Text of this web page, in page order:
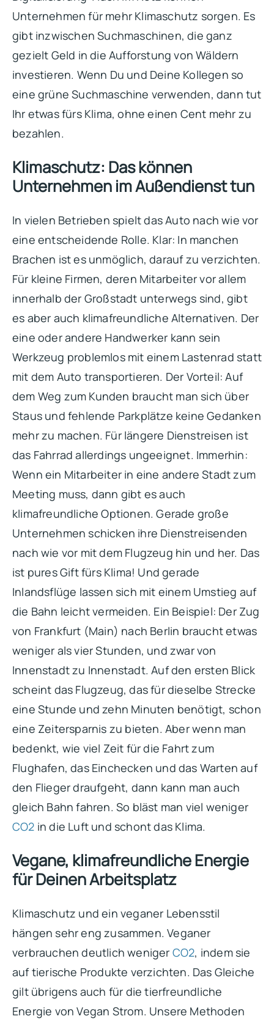
Unternehmen für mehr Klimaschutz sorgen. Es
gibt inzwischen Suchmaschinen, die ganz
gezielt Geld in die Aufforstung von Wäldern
investieren. Wenn Du und Deine Kollegen so
eine grüne Suchmaschine verwenden, dann tut
Ihr etwas fürs Klima, ohne einen Cent mehr zu
bezahlen.
Klimaschutz: Das können
Unternehmen im Außendienst tun
In vielen Betrieben spielt das Auto nach wie vor
eine entscheidende Rolle. Klar: In manchen
Brachen ist es unmöglich, darauf zu verzichten.
Für kleine Firmen, deren Mitarbeiter vor allem
innerhalb der Großstadt unterwegs sind, gibt
es aber auch klimafreundliche Alternativen. Der
eine oder andere Handwerker kann sein
Werkzeug problemlos mit einem Lastenrad statt
mit dem Auto transportieren. Der Vorteil: Auf
dem Weg zum Kunden braucht man sich über
Staus und fehlende Parkplätze keine Gedanken
mehr zu machen. Für längere Dienstreisen ist
das Fahrrad allerdings ungeeignet. Immerhin:
Wenn ein Mitarbeiter in eine andere Stadt zum
Meeting muss, dann gibt es auch
klimafreundliche Optionen. Gerade große
Unternehmen schicken ihre Dienstreisenden
nach wie vor mit dem Flugzeug hin und her. Das
ist pures Gift fürs Klima! Und gerade
Inlandsflüge lassen sich mit einem Umstieg auf
die Bahn leicht vermeiden. Ein Beispiel: Der Zug
von Frankfurt (Main) nach Berlin braucht etwas
weniger als vier Stunden, und zwar von
Innenstadt zu Innenstadt. Auf den ersten Blick
scheint das Flugzeug, das für dieselbe Strecke
eine Stunde und zehn Minuten benötigt, schon
eine Zeitersparnis zu bieten. Aber wenn man
bedenkt, wie viel Zeit für die Fahrt zum
Flughafen, das Einchecken und das Warten auf
den Flieger draufgeht, dann kann man auch
gleich Bahn fahren. So bläst man viel weniger
CO2 in die Luft und schont das Klima.
Vegane, klimafreundliche Energie
für Deinen Arbeitsplatz
Klimaschutz und ein veganer Lebensstil
hängen sehr eng zusammen. Veganer
verbrauchen deutlich weniger CO2, indem sie
auf tierische Produkte verzichten. Das Gleiche
gilt übrigens auch für die tierfreundliche
Energie von Vegan Strom. Unsere Methoden